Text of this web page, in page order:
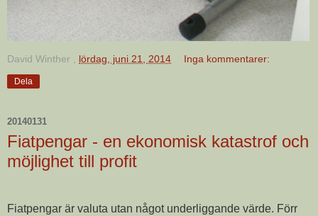
David Winther lördag, juni 21, 2014 Inga kommentarer:
Dela
20140131
Fiatpengar - en ekonomisk katastrof och
möjlighet till profit
Fiatpengar är valuta utan något underliggande värde. Förr